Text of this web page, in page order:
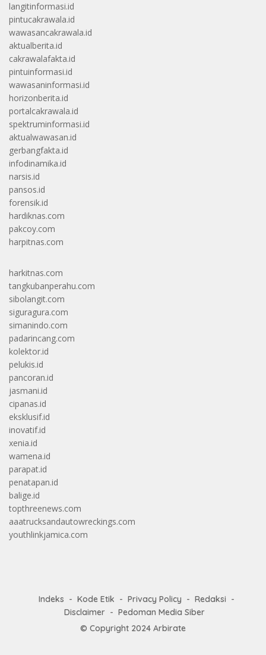
langitinformasi.id
pintucakrawala.id
wawasancakrawala.id
aktualberita.id
cakrawalafakta.id
pintuinformasi.id
wawasaninformasi.id
horizonberita.id
portalcakrawala.id
spektruminformasi.id
aktualwawasan.id
gerbangfakta.id
infodinamika.id
narsis.id
pansos.id
forensik.id
hardiknas.com
pakcoy.com
harpitnas.com
harkitnas.com
tangkubanperahu.com
sibolangit.com
siguragura.com
simanindo.com
padarincang.com
kolektor.id
pelukis.id
pancoran.id
jasmani.id
cipanas.id
eksklusif.id
inovatif.id
xenia.id
wamena.id
parapat.id
penatapan.id
balige.id
topthreenews.com
aaatrucksandautowreckings.com
youthlinkjamica.com
Indeks Kode Etik Privacy Policy
Redaksi
Disclaimer
Pedoman Media Siber
© Copyright 2024 Arbirate